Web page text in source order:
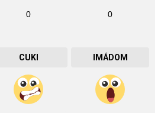
0
CUKI
0
IMÁDOM